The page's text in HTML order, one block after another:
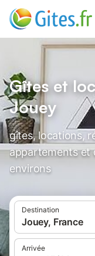
Gîtes et
Jouey
gîtes, locations,
appartements et
environs
Destination
Jouey, France
Arrivée